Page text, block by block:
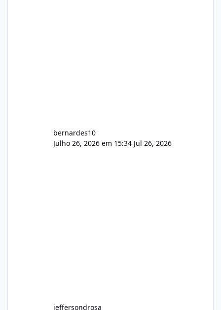
bernardes10
Julho 26, 2026 em 15:34 Jul 26, 2026
jeffersondrosa